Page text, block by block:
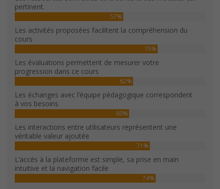
pertinent.
57%
Les activités proposées facilitent la compréhension du
cours
75%
Les évaluations permettent de mesurer votre
progression dans ce cours
62%
Les échanges avec l’équipe pédagogique correspondent
à vos besoins
60%
Les interactions entre utilisateurs représentent une
véritable valeur ajoutée
71%
L’accès à la plateforme est simple, sa prise en main
intuitive et la navigation facile
74%